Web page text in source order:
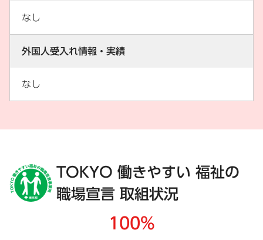
なし
外国人受入れ情報・実績
なし
TOKYO 働きやすい 福祉の
職場宣言 取組状況
100%